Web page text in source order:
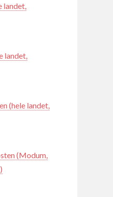
landet,
landet,
(hele landet,
(Modum,